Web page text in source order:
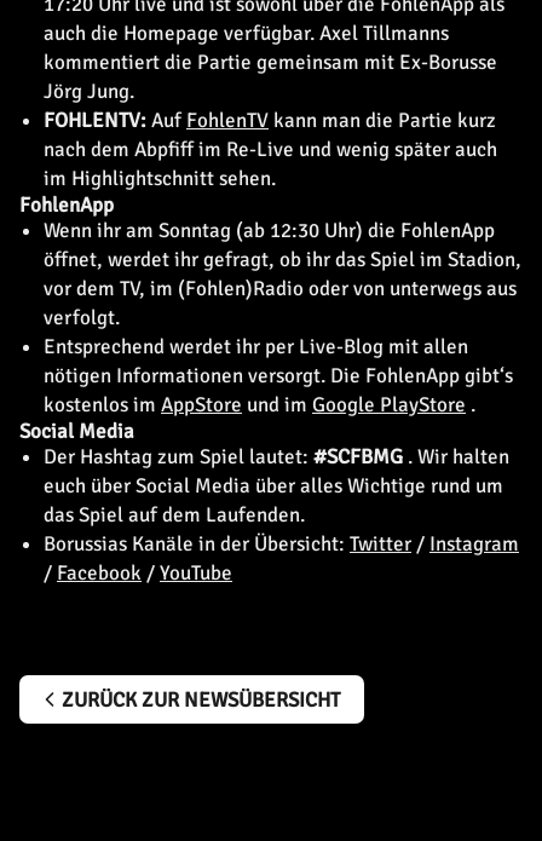
auch die Homepage verfügbar. Axel Tillmanns
kommentiert die Partie gemeinsam mit Ex-Borusse
Jörg Jung.
FOHLENTV:Auf FohlenTV kann man die Partie kurz
nach dem Abpfiff im Re-Live und wenig später auch
im Highlightschnitt sehen.
FohlenApp
Wenn ihr am Sonntag (ab 12:30 Uhr) die FohlenApp
öffnet, werdet ihr gefragt, ob ihr das Spiel im Stadion,
vor dem TV, im (Fohlen)Radio oder von unterwegs aus
verfolgt.
Entsprechend werdet ihr per Live-Blog mit allen
nötigen Informationen versorgt. Die FohlenApp gibt‘s
kostenlos im AppStore und im Google PlayStore .
Social Media
Der Hashtag zum Spiel lautet: #SCFBMG . Wir halten
euch über Social Media über alles Wichtige rund um
das Spiel auf dem Laufenden.
Borussias Kanäle in der Übersicht: Twitter / Instagram
/ Facebook /YouTube
ZURÜCK ZUR NEWSÜBERSICHT